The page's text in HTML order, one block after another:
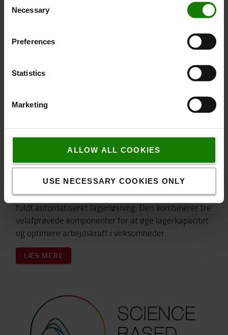
Selection
Necessary
Preferences
Statistics
Marketing
ALLOW ALL COOKIES
USE NECESSARY COOKIES ONLY
LÆS MERE
Swarm Automation Storage: Høj kapacitets
AGV- og shuttle-løsning
Toyota lancerer Swarm Automation Storage - en
fuldt automatiseret lagerløsning. Den kombinerer tre
velafprøvede komponenter for at øge lagerkapacitet
og optimere arbejdskraft i virksomheder.
LÆS MERE